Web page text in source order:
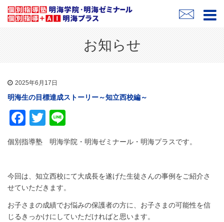
お知らせ
2025年6月17日
明海生の目標達成ストーリー～知立西校編～
Facebook
Twitter
個別指導塾 明海学院・明海ゼミナール・明海プラスです。
今回は、知立西校にて大成長を遂げた生徒さんの事例をご紹介さ
せていただきます。
お子さまの成績でお悩みの保護者の方に、お子さまの可能性を信
じるきっかけにしていただければと思います。